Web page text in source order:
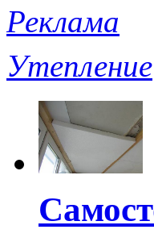
Реклама
Утепление